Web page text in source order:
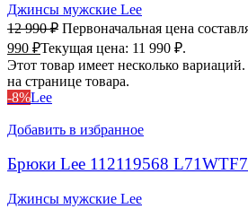
Джинсы мужские Lee
12 990₽ Первоначальная цена
990 ₽Текущая цена: 11 990 ₽.
Этот товар имеет несколько
на странице товара.
-8%Lee
Добавить в избранное
Брюки Lee 112119568
Джинсы мужские Lee